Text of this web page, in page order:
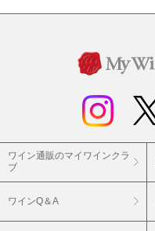
ワイン通販のマイワインクラ
ブ
ワインQ＆A